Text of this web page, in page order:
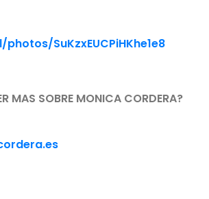
SuKzxEUCPiHKhe1e8
MAS SOBRE MONICA CORDERA?